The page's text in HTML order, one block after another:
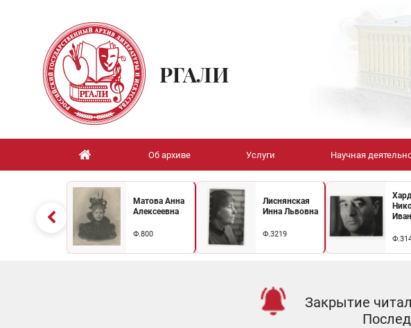
РГАЛИ
Об архиве Услуги Научная
Матова Анна
Алексеевна
Ф.800
Лиснянская
Инна Львовна
Ф.3219
Закрытие